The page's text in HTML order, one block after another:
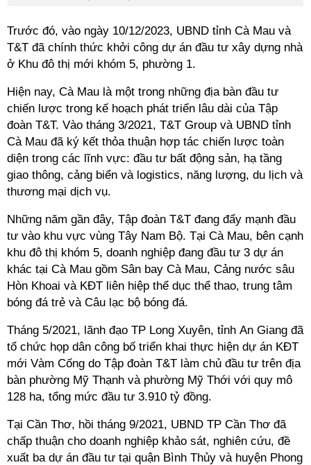
Trước đó, vào ngày 10/12/2023, UBND tỉnh Cà Mau và
T&T đã chính thức khởi công dự án đầu tư xây dựng nhà
ở Khu đô thị mới khóm 5, phường 1.
Hiện nay, Cà Mau là một trong những địa bàn đầu tư
chiến lược trong kế hoạch phát triển lâu dài của Tập
đoàn T&T. Vào tháng 3/2021, T&T Group và UBND tỉnh
Cà Mau đã ký kết thỏa thuận hợp tác chiến lược toàn
diện trong các lĩnh vực: đầu tư bất động sản, hạ tầng
giao thông, cảng biển và logistics, năng lượng, du lịch và
thương mại dịch vụ.
Những năm gần đây, Tập đoàn T&T đang đẩy mạnh đầu
tư vào khu vực vùng Tây Nam Bộ. Tại Cà Mau, bên cạnh
khu đô thị khóm 5, doanh nghiệp đang đầu tư 3 dự án
khác tại Cà Mau gồm Sân bay Cà Mau, Cảng nước sâu
Hòn Khoai và KĐT liên hiệp thể dục thể thao, trung tâm
bóng đá trẻ và Câu lạc bộ bóng đá.
Tháng 5/2021, lãnh đạo TP Long Xuyên, tỉnh An Giang đã
tổ chức họp dân công bố triển khai thực hiện dự án KĐT
mới Vàm Cống do Tập đoàn T&T làm chủ đầu tư trên địa
bàn phường Mỹ Thạnh và phường Mỹ Thới với quy mô
128 ha, tổng mức đầu tư 3.910 tỷ đồng.
Tại Cần Thơ, hồi tháng 9/2021, UBND TP Cần Thơ đã
chấp thuận cho doanh nghiệp khảo sát, nghiên cứu, đề
xuất ba dự án đầu tư tại quận Bình Thủy và huyện Phong